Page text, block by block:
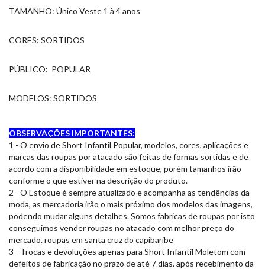
TAMANHO: Único Veste 1 à 4 anos
CORES: SORTIDOS
PÚBLICO: POPULAR
MODELOS: SORTIDOS
OBSERVAÇÕES IMPORTANTES:
1 - O envio de Short Infantil Popular, modelos, cores, aplicações e
marcas das roupas por atacado são feitas de formas sortidas e de
acordo com a disponibilidade em estoque, porém tamanhos irão
conforme o que estiver na descrição do produto.
2 - O Estoque é sempre atualizado e acompanha as tendências da
moda, as mercadoria irão o mais próximo dos modelos das imagens,
podendo mudar alguns detalhes. Somos fabricas de roupas por isto
conseguimos vender roupas no atacado com melhor preço do
mercado. roupas em santa cruz do capibaribe
3 - Trocas e devoluções apenas para Short Infantil Moletom com
defeitos de fabricação no prazo de até 7 dias. após recebimento da